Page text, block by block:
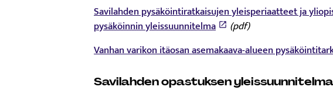
Savilahden pysäköintiratkaisujen yleisperiaatteet ja
pysäköinnin yleissuunnitelma
(pdf)
Vanhan varikon itäosan asemakaava-alueen
Savilahden opastuksen